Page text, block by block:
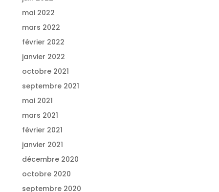
mai 2022
mars 2022
février 2022
janvier 2022
octobre 2021
septembre 2021
mai 2021
mars 2021
février 2021
janvier 2021
décembre 2020
octobre 2020
septembre 2020